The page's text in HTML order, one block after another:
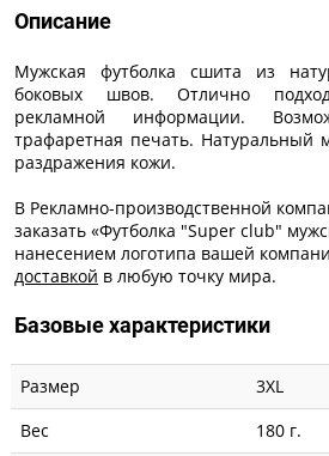
Описание
Мужская футболка сшита из
боковых швов. Отлично
рекламной информации.
трафаретная печать. Натуральный
раздражения кожи.
В Рекламно-производственной
заказать «Футболка "Super club"
нанесением логотипа вашей
доставкой в любую точку мира.
Базовые характеристики
Размер
3XL
Вес
180 г.